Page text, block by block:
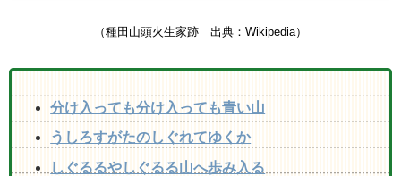
（種田山頭火生家跡 出典：Wikipedia）
分け入っても分け入っても青い山
うしろすがたのしぐれてゆくか
しぐるるやしぐるる山へ歩み入る